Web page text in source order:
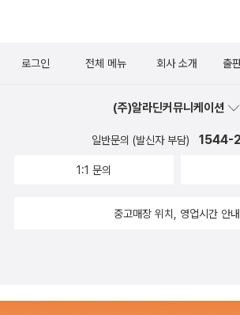
지 의미로 문학적 중요성을 띄는데, 우선 남아
의 전통적 삶이 풍부하고 흥미롭게 묘사되어
속적인 표현이나 속담들은 매우 기발해서 그들
그저 ‘아프리카’라는 대륙 명으로 그 지역을 받
품 속에 등장하는 인물들과 그들이 살아가는 이
었음을 새삼 깨닫게 만든다. 네이딘 고디머, 존
가 분명했다. 인문학과 사회과학은 흑인들이
는지라 어린 에스키한테도 괴물을 하나 던져
렁뱅이 비슷하게 변해가다가 그것도 모자라
티셔츠 속에다 쏟아부어버린다. 그 다음은? 뭐
있는 흑인 전용 대학을 나오고, 직장을 얻고 또
데 해고 당하고, 다시 직장을 얻고 공부를 더 하
가 세상을 보는 눈이 일반적 출세담하고는 거리
당시 아프리카의 상황이 이래서 그런 일이 생
계문학>에서 피 식민 문학으로 아체베를 소개
나이지리아라는 나라의, 치누아 아체베라는 작
꽂혀 있지만 그거 꺼내 확인하려면 푸닥거리를
숙이 묻혀있어 위에서 한 발언이 정확하다고는
설과, 시, 아동문학만 집필하다가 1987년에 ‘마
는 피 식민지 아프리카에서 식민모국인 백인들
로그인 전체 메뉴 회사 소개 출
(주)알라딘커뮤니케이션
일반문의 (발신자 부담) 1544-
1:1 문의
중고매장 위치, 영업시간 안내